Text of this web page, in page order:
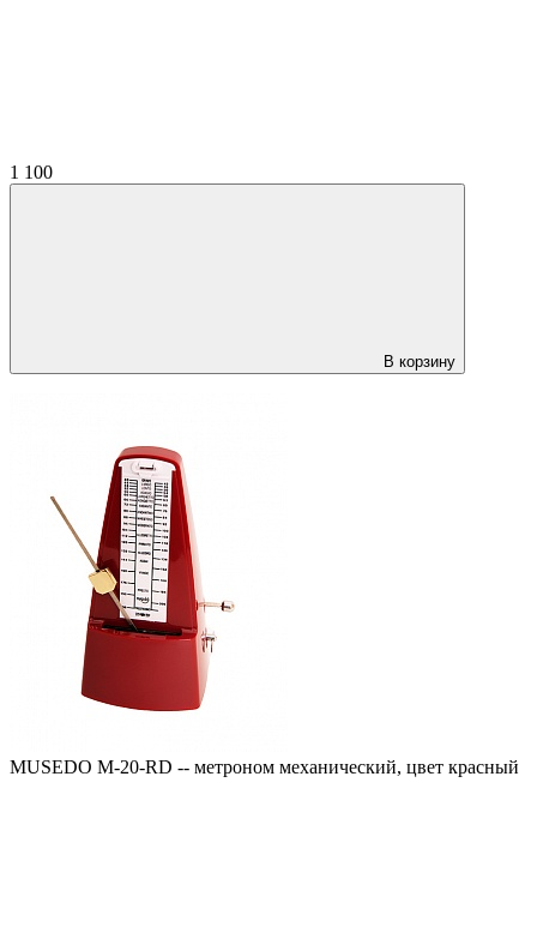
1 100
В корзину
MUSEDO M-20-RD -- метроном механический, цвет красный